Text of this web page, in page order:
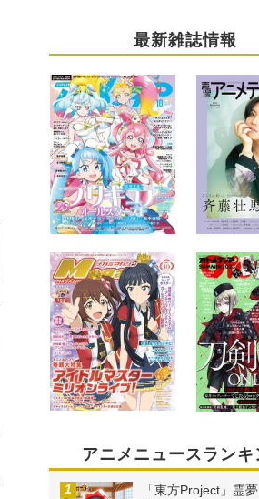
最新雑誌情報
アニメニュースランキ
「東方Project」霊